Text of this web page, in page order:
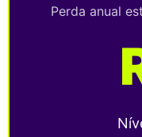
Perda anual